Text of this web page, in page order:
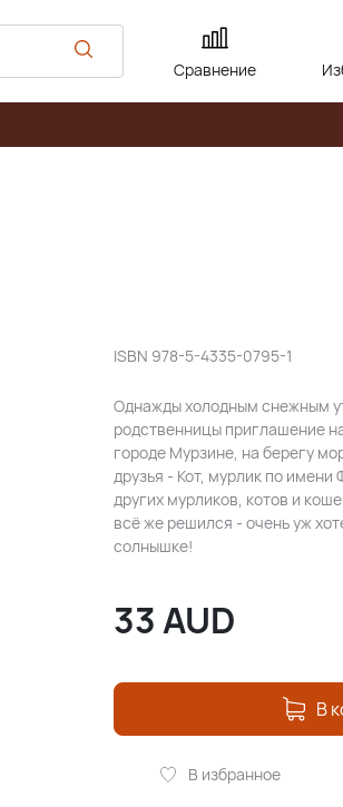
Сравнение
ISBN 978-5-4335-0795-1
Однажды холодным снежным
родственницы приглашение
городе Мурзине, на берегу
друзья - Кот, мурлик по
других мурликов, котов и
всё же решился - очень уж
солнышке!
33AUD
В
В избранное